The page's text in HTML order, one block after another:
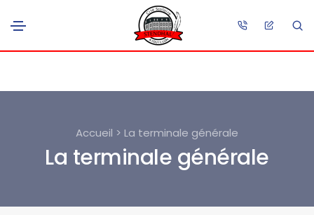
Accueil > La terminale générale
La terminale générale